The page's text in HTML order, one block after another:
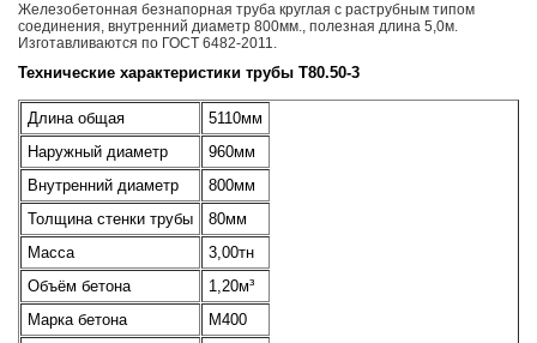
Железобетонная безнапорная труба круглая с раструбным типом
соединения, внутренний диаметр 800мм., полезная длина 5,0м.
Изготавливаются по ГОСТ 6482-2011.
Технические характеристики трубы Т80.50-3
Длина общая
5110мм
Наружный диаметр
960мм
Внутренний диаметр
800мм
Толщина стенки трубы
80мм
Масса
3,00тн
Объём бетона
1,20м³
Марка бетона
М400